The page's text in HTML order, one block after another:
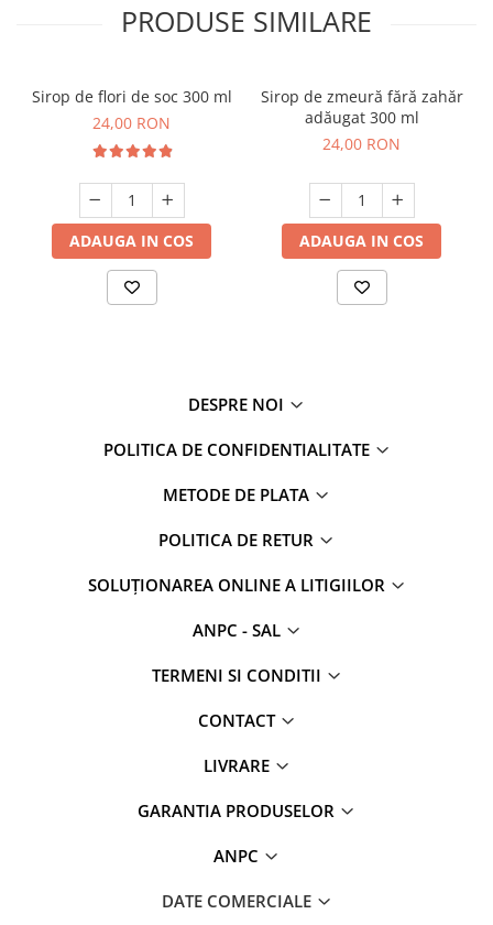
PRODUSE SIMILARE
Sirop de flori de soc 300 ml
24,00 RON
ADAUGA IN COS
Sirop de zmeură fără zahăr
adăugat 300 ml
24,00 RON
ADAUGA IN COS
DESPRE NOI
POLITICA DE CONFIDENTIALITATE
METODE DE PLATA
POLITICA DE RETUR
SOLUȚIONAREA ONLINE A LITIGIILOR
ANPC - SAL
TERMENI SI CONDITII
CONTACT
LIVRARE
GARANTIA PRODUSELOR
ANPC
DATE COMERCIALE